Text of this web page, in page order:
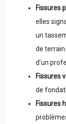
Fissures
elles
un
de
d’un
Fissures
de
Fissures